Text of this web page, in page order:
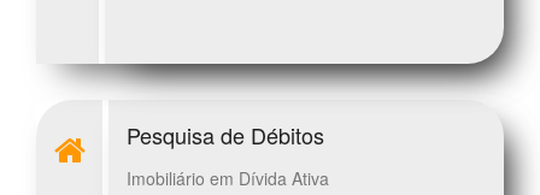
Pesquisa de Débitos
Imobiliário em Dívida Ativa